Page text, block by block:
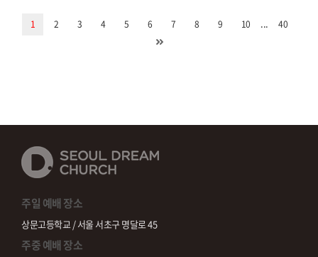
1 2 3 4 5 6 7 8 9 10 ... 40
주일 예배 장소
상문고등학교 / 서울 서초구 명달로 45
주중 예배 장소